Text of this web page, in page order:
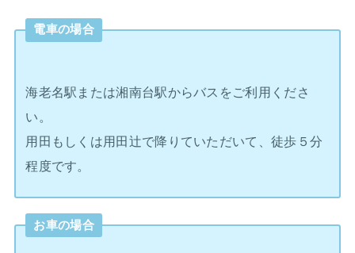
電車の場合
海老名駅または湘南台駅からバスをご利用くださ
い。
用田もしくは用田辻で降りていただいて、徒歩５分
程度です。
お車の場合